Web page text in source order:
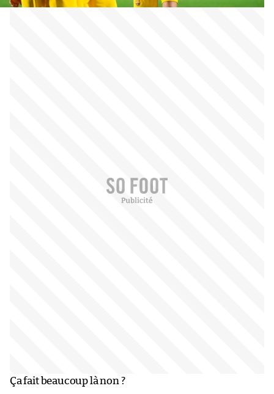
Ça fait beaucoup là non ?